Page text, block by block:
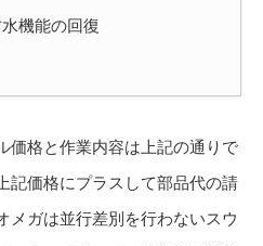
機能の回復
価格と作業内容は上記の通りで
記価格にプラスして部品代の請
メガは並行差別を行わないスウ